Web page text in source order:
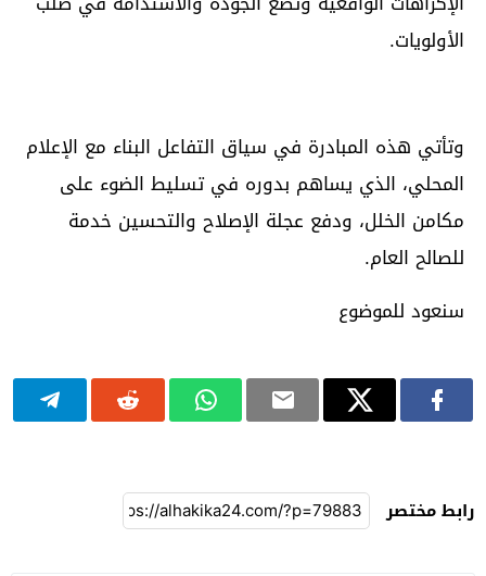
الأولويات.
وتأتي هذه المبادرة في سياق التفاعل البناء مع الإعلام
المحلي، الذي يساهم بدوره في تسليط الضوء على
مكامن الخلل، ودفع عجلة الإصلاح والتحسين خدمة
للصالح العام.
سنعود للموضوع
رابط مختصر